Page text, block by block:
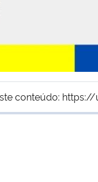
conteúdo: https://